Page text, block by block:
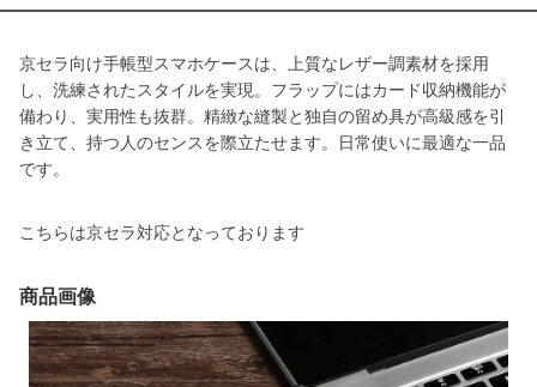
京セラ向け手帳型スマホケースは、上質なレザー調素材を採用
し、洗練されたスタイルを実現。フラップにはカード収納機能が
備わり、実用性も抜群。精緻な縫製と独自の留め具が高級感を引
き立て、持つ人のセンスを際立たせます。日常使いに最適な一品
です。
こちらは京セラ対応となっております
商品画像